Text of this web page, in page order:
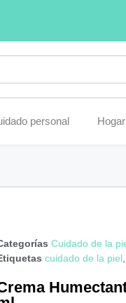
personal Hogar
Cuidado de la
cuidado de la piel